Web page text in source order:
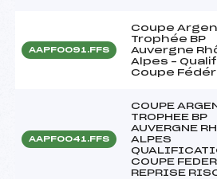
AAPF0091.FFS
Coupe
Trophée BP
Auvergne
Alpes – Qualif
Coupe
AAPF0041.FFS
COUPE
TROPHEE BP
AUVERGNE
ALPES
COUPE
REPRISE